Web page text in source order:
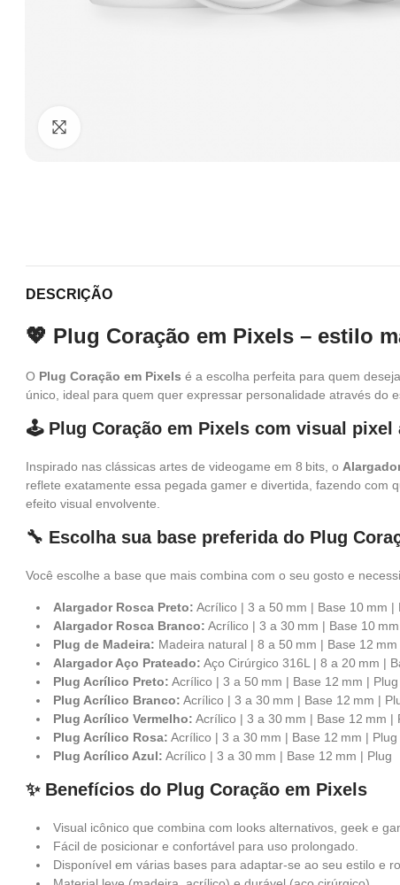
DESCRIÇÃO
💖 Plug Coração em Pixels – estilo
O Plug Coração em Pixels é a escolha perfeita para quem
único, ideal para quem quer expressar personalidade através do
🕹️ Plug Coração em Pixels com visual pixel
Inspirado nas clássicas artes de videogame em 8 bits, o
reflete exatamente essa pegada gamer e divertida, fazendo com
efeito visual envolvente.
🔧 Escolha sua base preferida do Plug
Você escolhe a base que mais combina com o seu gosto e
Alargador Rosca Preto: Acrílico | 3 a 50 mm | Base 10 mm |
Alargador Rosca Branco: Acrílico | 3 a 30 mm | Base 10
Plug de Madeira: Madeira natural | 8 a 50 mm | Base 12 mm
Alargador Aço Prateado: Aço Cirúrgico 316L | 8 a 20 mm |
Plug Acrílico Preto: Acrílico | 3 a 50 mm | Base 12 mm | Plug
Plug Acrílico Branco: Acrílico | 3 a 30 mm | Base 12 mm |
Plug Acrílico Vermelho: Acrílico | 3 a 30 mm | Base 12 mm |
Plug Acrílico Rosa: Acrílico | 3 a 30 mm | Base 12 mm | Plug
Plug Acrílico Azul: Acrílico | 3 a 30 mm | Base 12 mm | Plug
✨ Benefícios do Plug Coração em Pixels
Visual icônico que combina com looks alternativos, geek e
Fácil de posicionar e confortável para uso prolongado.
Disponível em várias bases para adaptar-se ao seu estilo e